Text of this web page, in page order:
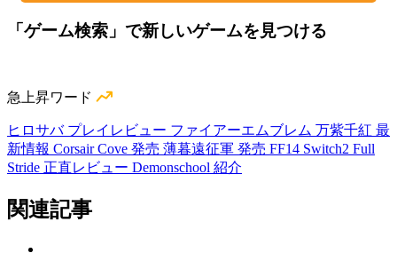
「ゲーム検索」で新しいゲームを見つける
急上昇ワード
ヒロサバ プレイレビュー ファイアーエムブレム 万紫千紅 最
新情報 Corsair Cove 発売 薄暮遠征軍 発売 FF14 Switch2 Full
Stride 正直レビュー Demonschool 紹介
関連記事